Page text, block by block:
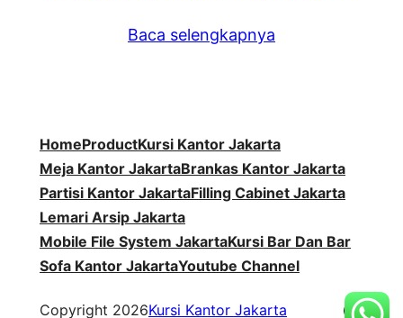
Baca selengkapnya
HomeProductKursi Kantor Jakarta
Meja Kantor JakartaBrankas Kantor Jakarta
Partisi Kantor JakartaFilling Cabinet Jakarta
Lemari Arsip Jakarta
Mobile File System JakartaKursi Bar Dan Bar
Sofa Kantor JakartaYoutube Channel
Copyright 2026Kursi Kantor Jakarta